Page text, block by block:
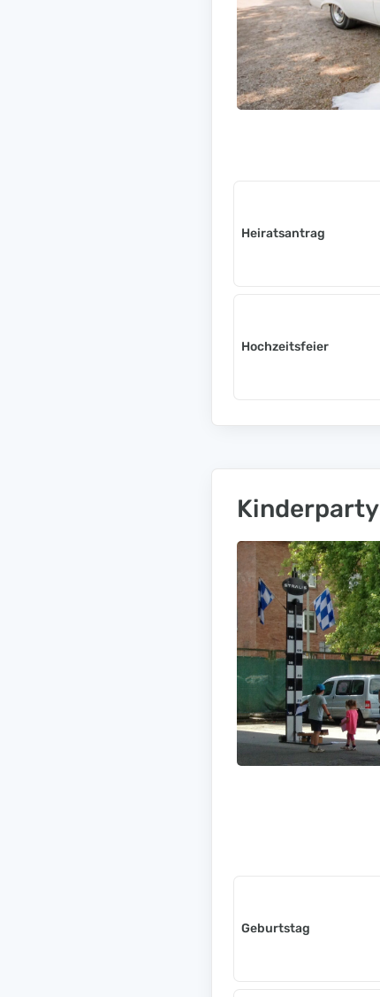
Heiratsantrag
Hochzeitsfeier
Geburtstag